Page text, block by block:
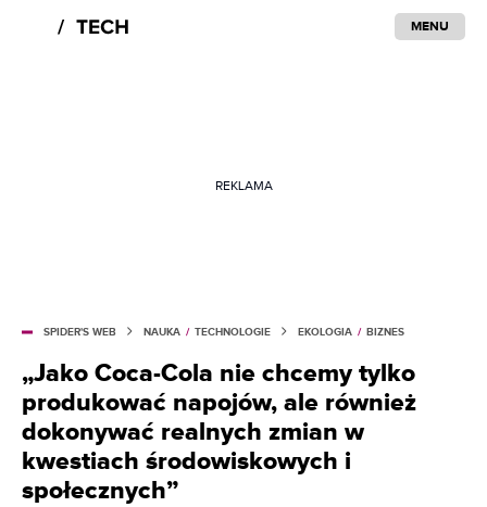
MENU
REKLAMA
SPIDER'S WEB NAUKA / TECHNOLOGIE EKOLOGIA / BIZNES
„Jako Coca-Cola nie chcemy tylko
produkować napojów, ale również
dokonywać realnych zmian w
kwestiach środowiskowych i
społecznych”